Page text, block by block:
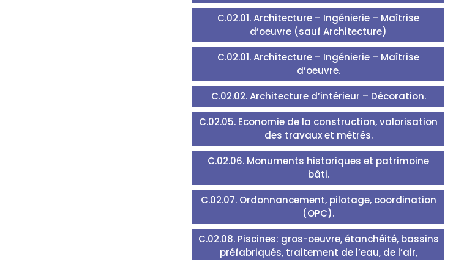
C.02.01. Architecture – Ingénierie – Maîtrise
d’oeuvre (sauf Architecture)
C.02.01. Architecture – Ingénierie – Maîtrise
d’oeuvre.
C.02.02. Architecture d’intérieur – Décoration.
C.02.05. Economie de la construction, valorisation
des travaux et métrés.
C.02.06. Monuments historiques et patrimoine
bâti.
C.02.07. Ordonnancement, pilotage, coordination
(OPC).
C.02.08. Piscines: gros-oeuvre, étanchéité, bassins
préfabriqués, traitement de l’eau, de l’air,